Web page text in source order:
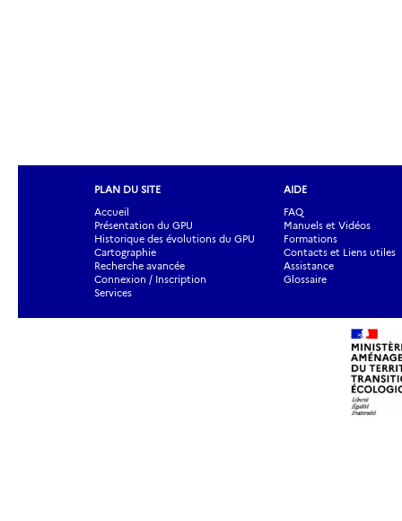
PLAN DU SITE
Accueil
Présentation du GPU
Historique des évolutions du GPU
Cartographie
Recherche avancée
Connexion / Inscription
Services
AIDE
FAQ
Manuels et Vidéos
Formations
Contacts et Liens utiles
Assistance
Glossaire